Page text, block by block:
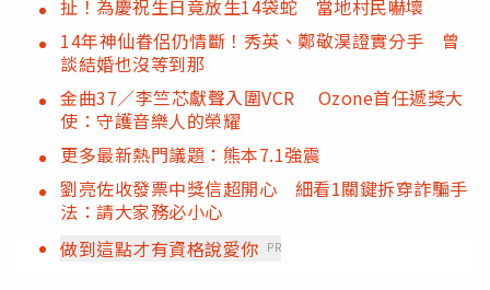
扯！為慶祝生日竟放生14袋蛇 當地村民嚇壞
14年神仙眷侶仍情斷！秀英、鄭敬淏證實分手 曾
談結婚也沒等到那
金曲37／李竺芯獻聲入圍VCR Ozone首任遞獎大
使：守護音樂人的榮耀
更多最新熱門議題：熊本7.1強震
劉亮佐收發票中獎信超開心 細看1關鍵拆穿詐騙手
法：請大家務必小心
做到這點才有資格說愛你 PR